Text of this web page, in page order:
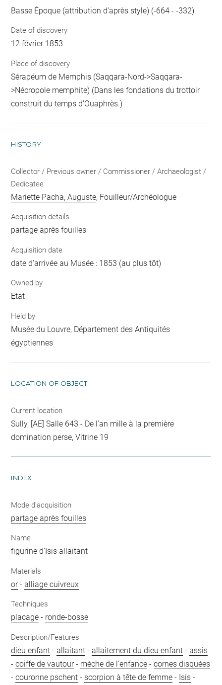
Basse Époque (attribution d'après style) (-664 - -332)
Date of discovery
12 février 1853
Place of discovery
Sérapéum de Memphis (Saqqara-Nord->Saqqara-
>Nécropole memphite) (Dans les fondations du trottoir
construit du temps d'Ouaphrès.)
HISTORY
Collector / Previous owner / Commissioner / Archaeologist /
Dedicatee
Mariette Pacha, Auguste, Fouilleur/Archéologue
Acquisition details
partage après fouilles
Acquisition date
date d'arrivée au Musée : 1853 (au plus tôt)
Owned by
Etat
Held by
Musée du Louvre, Département des Antiquités
égyptiennes
LOCATION OF OBJECT
Current location
Sully, [AE] Salle 643 - De l'an mille à la première
domination perse, Vitrine 19
INDEX
Mode d'acquisition
partage après fouilles
Name
figurine d'Isis allaitant
Materials
or-alliage cuivreux
Techniques
placage - ronde-bosse
Description/Features
dieu enfant -allaitant -allaitement du dieu enfant -assis
-coiffe de vautour- mèche de l'enfance -cornes disquées
-couronne pschent - scorpion à tête de femme - Isis -